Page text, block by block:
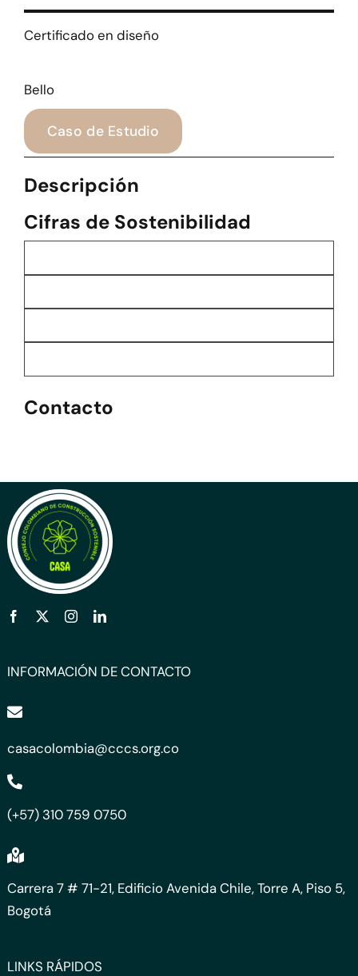
Certificado en diseño
Bello
Caso de Estudio
Descripción
Cifras de Sostenibilidad
Contacto
INFORMACIÓN DE CONTACTO
casacolombia@cccs.org.co
(+57) 310 759 0750
Carrera 7 # 71-21, Edificio Avenida Chile, Torre A, Piso 5,
Bogotá
LINKS RÁPIDOS